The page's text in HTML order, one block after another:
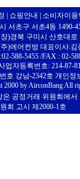
쇼핑안내
소비자이용
서초구 서초4동 1490-
)경북 구미시 산호대로
)에어컨방 대표이사:김
588-5455 /FAX : 02-
업자등록번호: 214-87-
호 강남-2342호 개인정
2000 by AirconBang All
은 공정거래 위원회에
회 고시 제2000-1호